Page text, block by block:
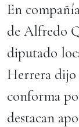
En
de Alfredo
diputado
Herrera dijo
conforma
destacan